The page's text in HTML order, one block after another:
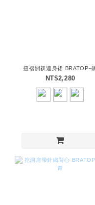
扭褶開衩連身裙 BRATOP–
NT$2,280